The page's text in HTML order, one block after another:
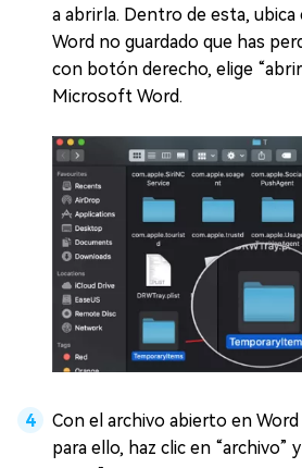
a abrirla. Dentro de esta,
Word no guardado que has
con botón derecho, elige
Microsoft Word.
Con el archivo abierto en
para ello, haz clic en “archivo”